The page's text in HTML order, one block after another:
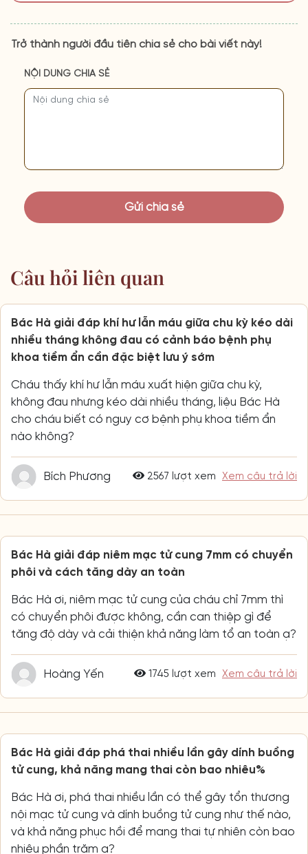
Trở thành người đầu tiên chia sẻ cho bài viết này!
NỘI DUNG CHIA SẺ
Câu hỏi liên quan
Bác Hà giải đáp khí hư lẫn máu giữa chu kỳ kéo dài
nhiều tháng không đau có cảnh báo bệnh phụ
khoa tiềm ẩn cần đặc biệt lưu ý sớm
Cháu thấy khí hư lẫn máu xuất hiện giữa chu kỳ,
không đau nhưng kéo dài nhiều tháng, liệu Bác Hà
cho cháu biết có nguy cơ bệnh phụ khoa tiềm ẩn
nào không?
Bích Phương 2567 lượt xem Xem câu trả lời
Bác Hà giải đáp niêm mạc tử cung 7mm có chuyển
phôi và cách tăng dày an toàn
Bác Hà ơi, niêm mạc tử cung của cháu chỉ 7mm thì
có chuyển phôi được không, cần can thiệp gì để
tăng độ dày và cải thiện khả năng làm tổ an toàn ạ?
Hoàng Yến 1745 lượt xem Xem câu trả lời
Bác Hà giải đáp phá thai nhiều lần gây dính buồng
tử cung, khả năng mang thai còn bao nhiêu%
Bác Hà ơi, phá thai nhiều lần có thể gây tổn thương
nội mạc tử cung và dính buồng tử cung như thế nào,
và khả năng phục hồi để mang thai tự nhiên còn bao
nhiêu phần trăm ạ?